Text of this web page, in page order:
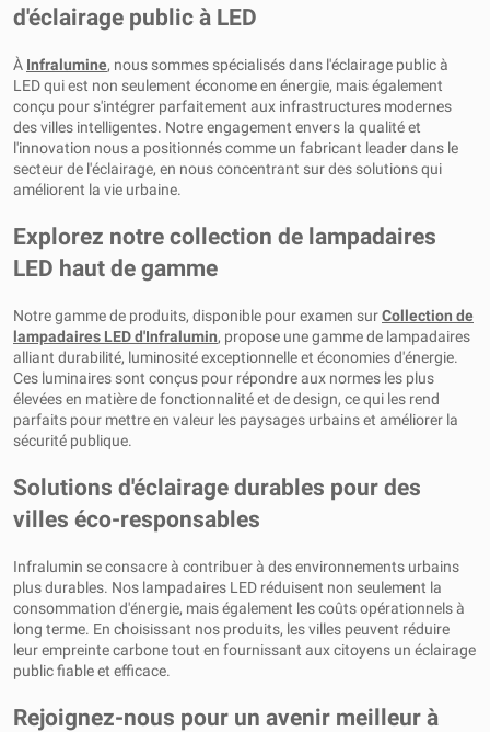
d'éclairage public à LED
À Infralumine, nous sommes spécialisés dans l'éclairage public à
LED qui est non seulement économe en énergie, mais également
conçu pour s'intégrer parfaitement aux infrastructures modernes
des villes intelligentes. Notre engagement envers la qualité et
l'innovation nous a positionnés comme un fabricant leader dans le
secteur de l'éclairage, en nous concentrant sur des solutions qui
améliorent la vie urbaine.
Explorez notre collection de lampadaires
LED haut de gamme
Notre gamme de produits, disponible pour examen surCollection de
lampadaires LED d'Infralumin, propose une gamme de lampadaires
alliant durabilité, luminosité exceptionnelle et économies d'énergie.
Ces luminaires sont conçus pour répondre aux normes les plus
élevées en matière de fonctionnalité et de design, ce qui les rend
parfaits pour mettre en valeur les paysages urbains et améliorer la
sécurité publique.
Solutions d'éclairage durables pour des
villes éco-responsables
Infralumin se consacre à contribuer à des environnements urbains
plus durables. Nos lampadaires LED réduisent non seulement la
consommation d'énergie, mais également les coûts opérationnels à
long terme. En choisissant nos produits, les villes peuvent réduire
leur empreinte carbone tout en fournissant aux citoyens un éclairage
public fiable et efficace.
Rejoignez-nous pour un avenir meilleur à